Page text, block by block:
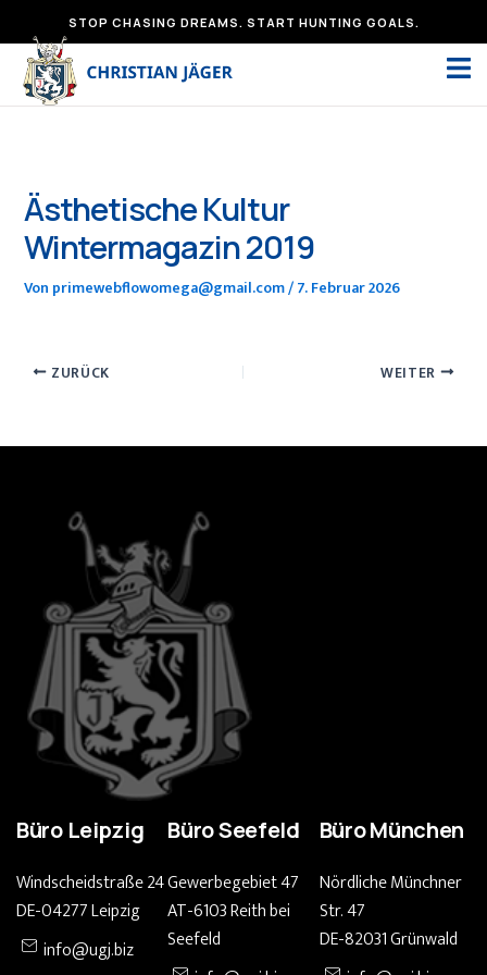
Inhalt
springen
STOP CHASING DREAMS. START HUNTING GOALS.
Ästhetische Kultur
Wintermagazin 2019
Von primewebflowomega@gmail.com/7. Februar 2026
ZURÜCK WEITER
Büro Leipzig
Windscheidstraße 24
DE-04277 Leipzig
info@ugj.biz
Büro Seefeld
Gewerbegebiet 47
AT-6103 Reith bei
Seefeld
Büro München
Nördliche Münchner
Str. 47
DE-82031 Grünwald